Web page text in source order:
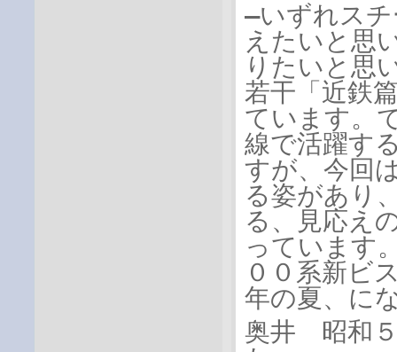
―いずれス
えたいと思
りたいと思
若干「近鉄
ています。
線で活躍す
すが、今回
る姿があり
る、見応え
っています
００系新ビ
年の夏、に
奥井 昭和５